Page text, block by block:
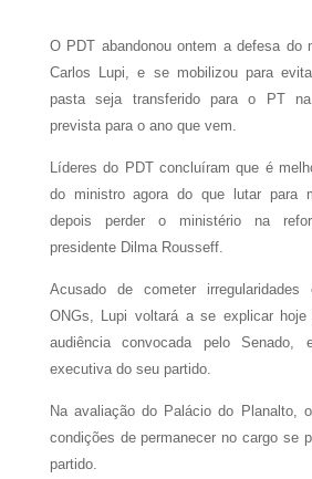
O PDT abandonou ontem a defesa do
Carlos Lupi, e se mobilizou para
pasta seja transferido para o PT na
prevista para o ano que vem.
Líderes do PDT concluíram que é
do ministro agora do que lutar para
depois perder o ministério na
presidente Dilma Rousseff.
Acusado de cometer
ONGs, Lupi voltará a se explicar hoje
audiência convocada pelo Senado,
executiva do seu partido.
Na avaliação do Palácio do Planalto,
condições de permanecer no cargo se
partido.